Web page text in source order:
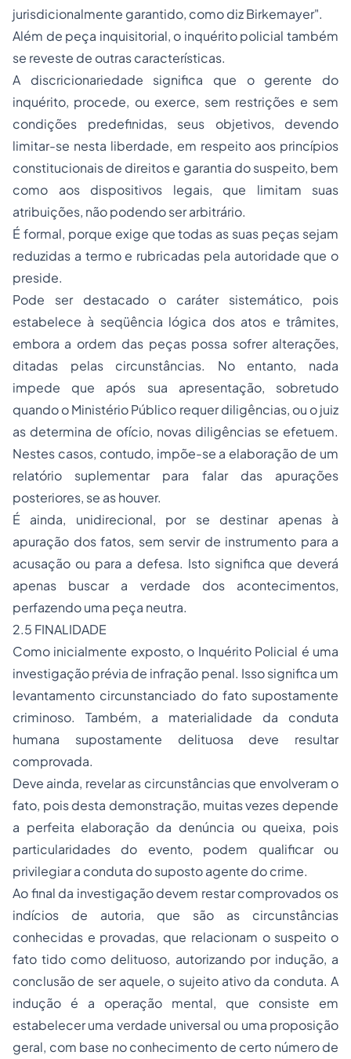
jurisdicionalmente garantido, como diz Birkemayer".
Além de peça inquisitorial, o inquérito policial também
se reveste de outras características.
A discricionariedade significa que o gerente do
inquérito, procede, ou exerce, sem restrições e sem
condições predefinidas, seus objetivos, devendo
limitar-se nesta liberdade, em respeito aos princípios
constitucionais de direitos e garantia do suspeito, bem
como aos dispositivos legais, que limitam suas
atribuições, não podendo ser arbitrário.
É formal, porque exige que todas as suas peças sejam
reduzidas a termo e rubricadas pela autoridade que o
preside.
Pode ser destacado o caráter sistemático, pois
estabelece à seqüência lógica dos atos e trâmites,
embora a ordem das peças possa sofrer alterações,
ditadas pelas circunstâncias. No entanto, nada
impede que após sua apresentação, sobretudo
quando o Ministério Público requer diligências, ou o juiz
as determina de ofício, novas diligências se efetuem.
Nestes casos, contudo, impõe-se a elaboração de um
relatório suplementar para falar das apurações
posteriores, se as houver.
É ainda, unidirecional, por se destinar apenas à
apuração dos fatos, sem servir de instrumento para a
acusação ou para a defesa. Isto significa que deverá
apenas buscar a verdade dos acontecimentos,
perfazendo uma peça neutra.
2.5 FINALIDADE
Como inicialmente exposto, o Inquérito Policial é uma
investigação prévia de infração penal. Isso significa um
levantamento circunstanciado do fato supostamente
criminoso. Também, a materialidade da conduta
humana supostamente delituosa deve resultar
comprovada.
Deve ainda, revelar as circunstâncias que envolveram o
fato, pois desta demonstração, muitas vezes depende
a perfeita elaboração da denúncia ou queixa, pois
particularidades do evento, podem qualificar ou
privilegiar a conduta do suposto agente do crime.
Ao final da investigação devem restar comprovados os
indícios de autoria, que são as circunstâncias
conhecidas e provadas, que relacionam o suspeito o
fato tido como delituoso, autorizando por indução, a
conclusão de ser aquele, o sujeito ativo da conduta. A
indução é a operação mental, que consiste em
estabelecer uma verdade universal ou uma proposição
geral, com base no conhecimento de certo número de